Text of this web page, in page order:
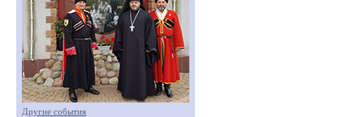
Другие события